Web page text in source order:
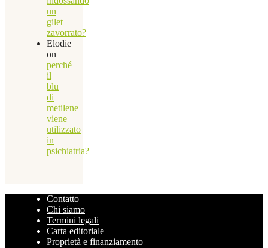
un
gilet
zavorrato?
Elodie
on
perché
il
blu
di
metilene
viene
utilizzato
in
psichiatria?
Contatto
Chi siamo
Termini legali
Carta editoriale
Proprietà e finanziamento